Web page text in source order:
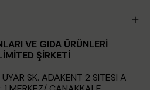
VE GIDA ÜRÜNLERİ
ŞİRKETİ
SK. ADAKENT 2 SITESI A